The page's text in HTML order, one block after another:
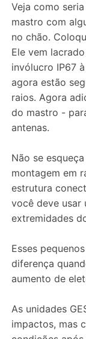
Veja como
mastro com
no chão.
Ele vem
invólucro IP67
agora estão
raios. Agora
do mastro -
antenas.
Não se
montagem em
estrutura
você deve usar
extremidades
Esses
diferença
aumento de
As unidades
impactos, mas